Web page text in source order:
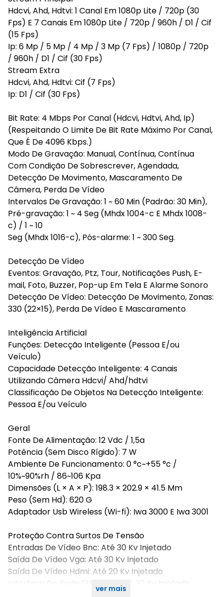
Hdcvi, Ahd, Hdtvi: 1 Canal Em 1080p Lite / 720p (30
Fps) E 7 Canais Em 1080p Lite / 720p / 960h / D1 / Cif
(15 Fps)
Ip: 6 Mp / 5 Mp / 4 Mp / 3 Mp (7 Fps) / 1080p / 720p
/ 960h / D1 / Cif (30 Fps)
Stream Extra
Hdcvi, Ahd, Hdtvi: Cif (7 Fps)
Ip: D1 / Cif (30 Fps)
Bit Rate: 4 Mbps Por Canal (Hdcvi, Hdtvi, Ahd, Ip)
(Respeitando O Limite De Bit Rate Máximo Por Canal,
Que É De 4096 Kbps.)
Modo De Gravação: Manual, Contínua, Contínua
Com Condição De Sobrescrever, Agendada,
Detecção De Movimento, Mascaramento De
Câmera, Perda De Vídeo
Intervalos De Gravação: 1 ~ 60 Min (Padrão: 30 Min),
Pré-gravação: 1 ~ 4 Seg (Mhdx 1004-c E Mhdx 1008-
c) / 1 ~ 10
Seg (Mhdx 1016-c), Pós-alarme: 1 ~ 300 Seg.
Detecção De Vídeo
Eventos: Gravação, Ptz, Tour, Notificações Push, E-
mail, Foto, Buzzer, Pop-up Em Tela E Alarme Sonoro
Detecção De Vídeo: Detecção De Movimento, Zonas:
330 (22×15), Perda De Vídeo E Mascaramento
Inteligência Artificial
Funções: Detecção Inteligente (Pessoa E/ou
Veículo)
Capacidade Detecção Inteligente: 4 Canais
Utilizando Câmera Hdcvi/ Ahd/hdtvi
Classificação De Objetos Na Detecção Inteligente:
Pessoa E/ou Veículo
Geral
Fonte De Alimentação: 12 Vdc / 1,5a
Potência (Sem Disco Rígido): 7 W
Ambiente De Funcionamento: 0 °c~+55 °c /
10%~90%rh / 86~106 Kpa
Dimensões (L × A × P): 198.3 × 202.9 × 41.5 Mm
Peso (Sem Hd): 620 G
Adaptador Usb Wireless (Wi-fi): Iwa 3000 E Iwa 3001
Proteção Contra Surtos De Tensão
Entradas De Vídeo Bnc: Até 30 Kv Injetado
Saída De Vídeo Vga: Até 30 Kv Injetado
Saída De Vídeo Hdmi: Até 20 Kv Injetado
Interface De Rede Ethernet: Até 30 Kv Injetado
ver mais